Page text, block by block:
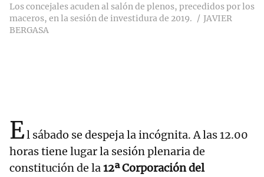
Los concejales acuden al salón de plenos, precedidos por los
maceros, en la sesión de investidura de 2019.
JAVIER
BERGASA
El sábado se despeja la incógnita. A las 12.00
horas tiene lugar la sesión plenaria de
constitución de la12ª Corporación del